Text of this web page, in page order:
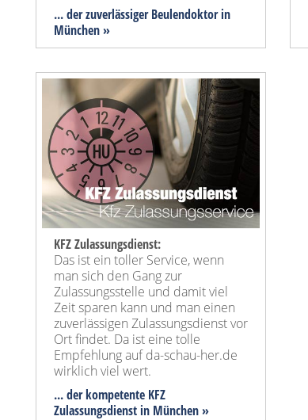
... der zuverlässiger Beulendoktor in
München »
KFZ Zulassungsdienst:
Das ist ein toller Service, wenn
man sich den Gang zur
Zulassungsstelle und damit viel
Zeit sparen kann und man einen
zuverlässigen Zulassungsdienst vor
Ort findet. Da ist eine tolle
Empfehlung auf da-schau-her.de
wirklich viel wert.
... der kompetente KFZ
Zulassungsdienst in München »